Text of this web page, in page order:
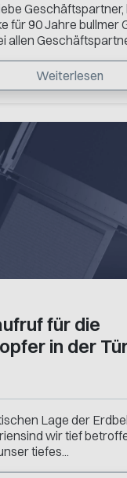
für 90 Jahre bullmer
allen
Weiterlesen
für die
in der
Lage der
wir tief
tiefes...